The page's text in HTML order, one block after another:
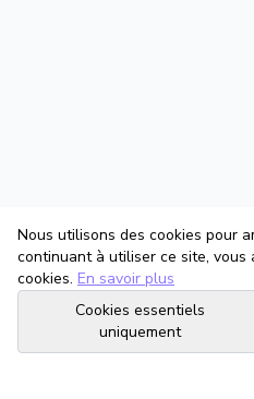
Nous utilisons des cookies pour
continuant à utiliser ce site,
cookies. En savoir plus
Cookies essentiels
uniquement